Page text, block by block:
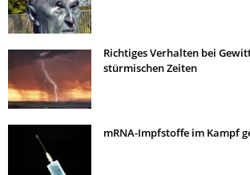
Richtiges Verhalten bei
stürmischen Zeiten
mRNA-Impfstoffe im Kampf